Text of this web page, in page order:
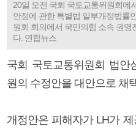
20일 오전 국회 국토교통위원회에
안정에 관한 특별법 일부개정법률
원회 회의에서 국민의힘 소속 권
다. 연합뉴스
국회 국토교통위원회 법안
원의 수정안을 대안으로 채
개정안은 피해자가 LH가